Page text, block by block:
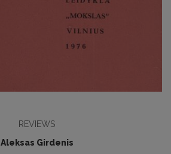
REVIEWS
Aleksas Girdenis